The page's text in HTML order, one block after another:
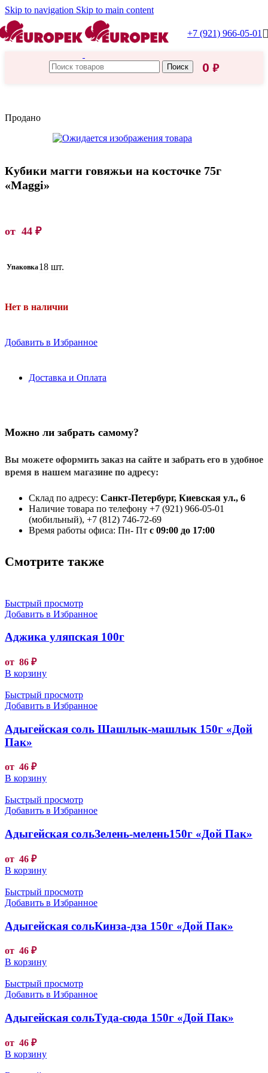
Skip to navigation Skip to main content
+7 (921) 966-05-01
Поиск 0 ₽
Продано
Кубики магги говяжьи на косточке 75г
«Maggi»
от 44 ₽
Упаковка18 шт.
Нет в наличии
Добавить в Избранное
Доставка и Оплата
Можно ли забрать самому?
Вы можете оформить заказ на сайте и забрать его в удобное
время в нашем магазине по адресу:
Склад по адресу: Санкт-Петербург, Киевская ул., 6
Наличие товара по телефону +7 (921) 966-05-01
(мобильный), +7 (812) 746-72-69
Время работы офиса: Пн- Пт с 09:00 до 17:00
Смотрите также
Быстрый просмотр
Добавить в Избранное
Аджика уляпская 100г
от 86 ₽
В корзину
Быстрый просмотр
Добавить в Избранное
Адыгейская соль Шашлык-машлык 150г «Дой
Пак»
от 46 ₽
В корзину
Быстрый просмотр
Добавить в Избранное
Адыгейская сольЗелень-мелень150г «Дой Пак»
от 46 ₽
В корзину
Быстрый просмотр
Добавить в Избранное
Адыгейская сольКинза-дза 150г «Дой Пак»
от 46 ₽
В корзину
Быстрый просмотр
Добавить в Избранное
Адыгейская сольТуда-сюда 150г «Дой Пак»
от 46 ₽
В корзину